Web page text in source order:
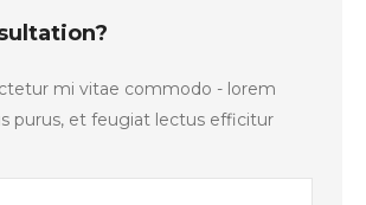
mi vitae commodo - lorem
purus, et feugiat lectus efficitur